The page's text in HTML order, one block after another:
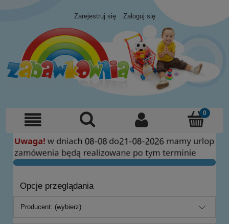
Zarejestruj się Zaloguj się
Opcje przeglądania
Producent: (wybierz)